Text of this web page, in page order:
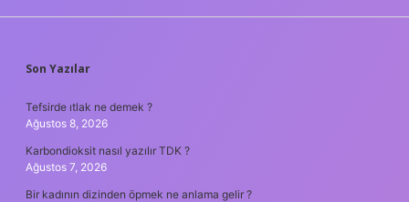
SIDEBAR
Son Yazılar
Tefsirde ıtlak ne demek ?
Ağustos 8, 2026
Karbondioksit nasıl yazılır TDK ?
Ağustos 7, 2026
Bir kadının dizinden öpmek ne anlama gelir ?